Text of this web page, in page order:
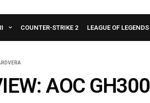
COUNTER-STRIKE 2 LEAGUE OF LEGENDS
AOC GH300